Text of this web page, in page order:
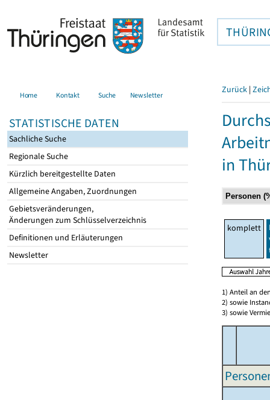
Home Kontakt Suche Newsletter
STATISTISCHE DATEN
Sachliche Suche
Regionale Suche
Kürzlich bereitgestellte Daten
Allgemeine Angaben, Zuordnungen
Gebietsveränderungen,
Änderungen zum Schlüsselverzeichnis
Definitionen und Erläuterungen
Newsletter
Zurück |
in
komplett
1) Anteil an
2) sowie
3) sowie